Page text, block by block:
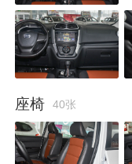
座椅 40张